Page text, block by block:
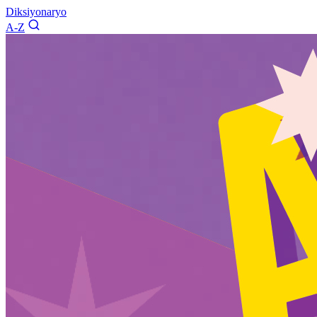
Diksiyonaryo
A-Z